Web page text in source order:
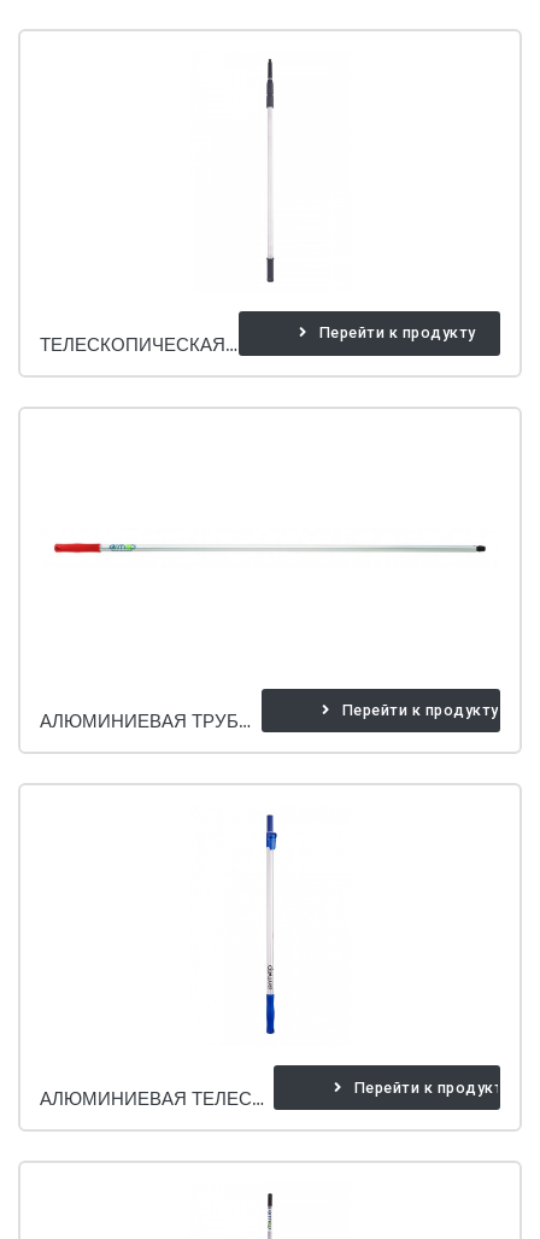
ТЕЛЕСКОПИЧЕСКАЯ РУЧКА Перейти к продукту
АЛЮМИНИЕВАЯ ТРУБА С ШУРУПОМ. Перейти к продукту
АЛЮМИНИЕВАЯ ТЕЛЕСКОПИЧЕСКАЯ ТРУБ Перейти к продукту